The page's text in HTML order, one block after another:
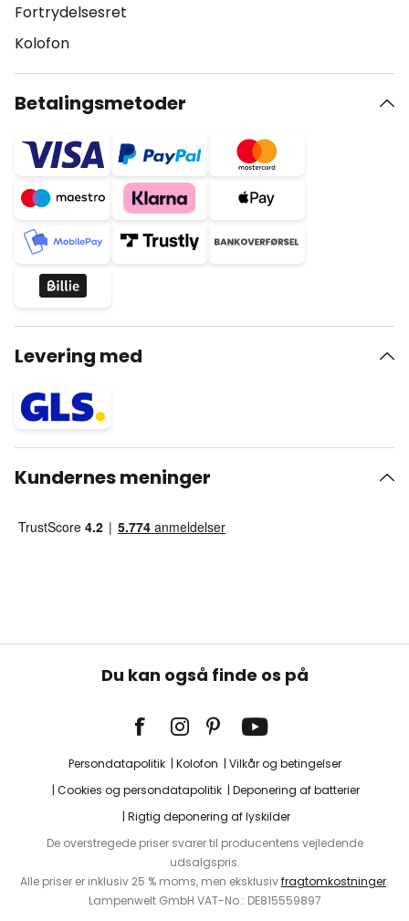
Fortrydelsesret
Kolofon
Betalingsmetoder
Levering med
Kundernes meninger
Du kan også finde os på
Persondatapolitik Kolofon
Vilkår og betingelser
Cookies og persondatapolitik
Deponering af batterier
Rigtig deponering af lyskilder
De overstregede priser svarer til producentens vejledende
udsalgspris.
Alle priser er inklusiv 25 % moms, men eksklusivfragtomkostninger.
Lampenwelt GmbH VAT-No.: DE815559897